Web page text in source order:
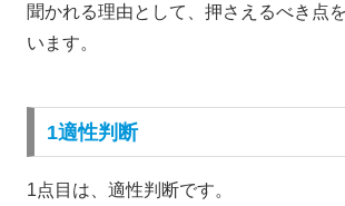
聞かれる理由として、押さえるべき点
います。
1適性判断
1点目は、適性判断です。